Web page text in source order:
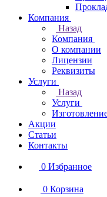
Компания
Назад
Компания
О компании
Лицензии
Реквизиты
Услуги
Назад
Услуги
Акции
Статьи
Контакты
0 Избранное
0 Корзина